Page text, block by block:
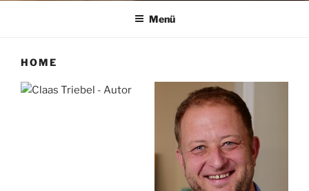
Menü
HOME